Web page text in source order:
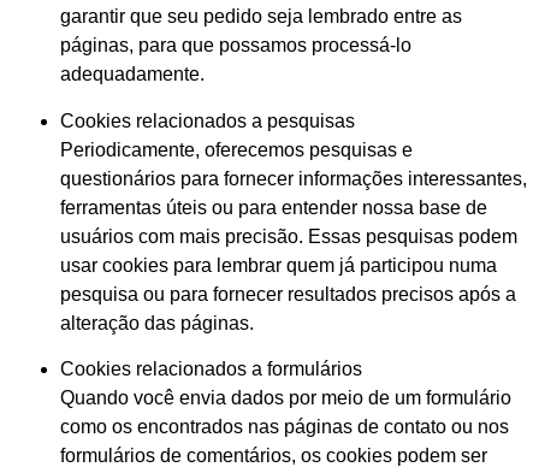
garantir que seu pedido seja lembrado entre as
páginas, para que possamos processá-lo
adequadamente.
Cookies relacionados a pesquisas
Periodicamente, oferecemos pesquisas e
questionários para fornecer informações interessantes,
ferramentas úteis ou para entender nossa base de
usuários com mais precisão. Essas pesquisas podem
usar cookies para lembrar quem já participou numa
pesquisa ou para fornecer resultados precisos após a
alteração das páginas.
Cookies relacionados a formulários
Quando você envia dados por meio de um formulário
como os encontrados nas páginas de contato ou nos
formulários de comentários, os cookies podem ser